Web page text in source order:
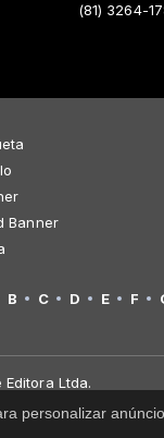
(81) 3264-
Banner
B C D E F
Ltda.
personalizar